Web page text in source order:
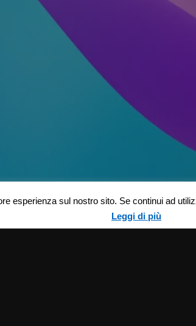
esperienza sul nostro sito. Se continui ad
Leggi di più